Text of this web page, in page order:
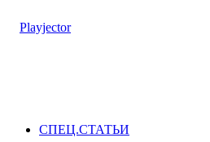
СПЕЦ.СТАТЬИ